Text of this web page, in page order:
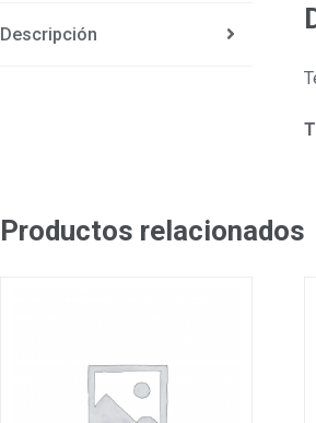
Descripción
Productos relacionados